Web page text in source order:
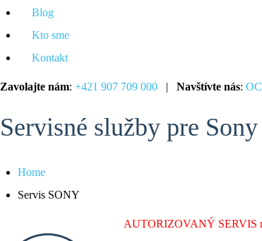
Blog
Kto sme
Kontakt
Zavolajte nám: +421 907 709 000 | Navštívte nás:
Servisné služby pre Sony
Home
Servis SONY
AUTORIZOVANÝ SERVIS